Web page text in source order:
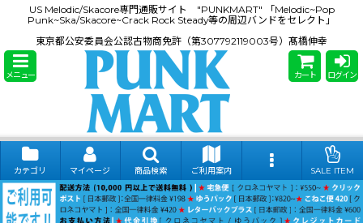
US Melodic/Skacore専門通販サイト "PUNKMART" 「Melodic~Pop
Punk~Ska/Skacore~Crack Rock Steady等の周辺バンドをセレクト」
東京都公安委員会公認古物商免許（第307792119003号）髙橋伸幸
メニュー カート ログイン
カテゴリ マイページ 商品検索 ご利用案内 SALE ITEM